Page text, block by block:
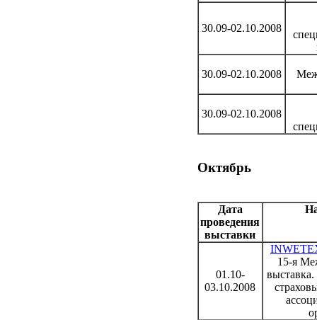
30.09-02.10.2008
30.09-02.10.2008
30.09-02.10.2008
Октябрь
Дата
проведения
выставки
01.10-
03.10.2008
15-я